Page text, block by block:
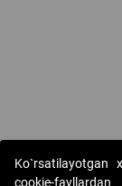
Copyright © 2017-
AJ. Barcha
Ko`rsatilayotgan
cookie-